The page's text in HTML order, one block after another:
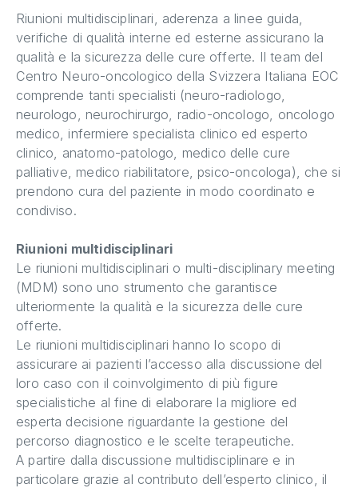
Riunioni multidisciplinari, aderenza a linee guida,
verifiche di qualità interne ed esterne assicurano la
qualità e la sicurezza delle cure offerte. Il team del
Centro Neuro-oncologico della Svizzera Italiana EOC
comprende tanti specialisti (neuro-radiologo,
neurologo, neurochirurgo, radio-oncologo, oncologo
medico, infermiere specialista clinico ed esperto
clinico, anatomo-patologo, medico delle cure
palliative, medico riabilitatore, psico-oncologa), che si
prendono cura del paziente in modo coordinato e
condiviso.
Riunioni multidisciplinari
Le riunioni multidisciplinari o multi-disciplinary meeting
(MDM) sono uno strumento che garantisce
ulteriormente la qualità e la sicurezza delle cure
offerte.
Le riunioni multidisciplinari hanno lo scopo di
assicurare ai pazienti l’accesso alla discussione del
loro caso con il coinvolgimento di più figure
specialistiche al fine di elaborare la migliore ed
esperta decisione riguardante la gestione del
percorso diagnostico e le scelte terapeutiche.
A partire dalla discussione multidisciplinare e in
particolare grazie al contributo dell’esperto clinico, il